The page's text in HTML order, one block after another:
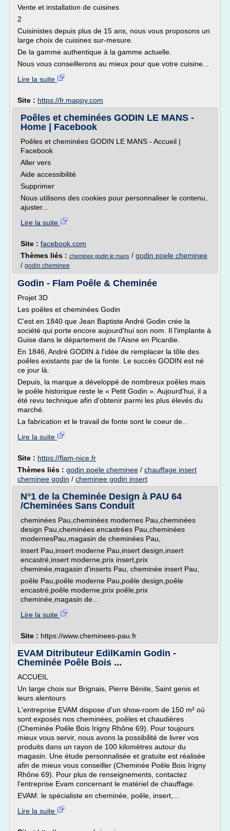
Vente et installation de cuisines
2
Cuisinistes depuis plus de 15 ans, nous vous proposons un
large choix de cuisines sur-mesure.
De la gamme authentique à la gamme actuelle.
Nous vous conseillerons au mieux pour que votre cuisine...
Lire la suite
Site : https://fr.mappy.com
Poêles et cheminées GODIN LE MANS -
Home | Facebook
Poêles et cheminées GODIN LE MANS - Accueil |
Facebook
Aller vers
Aide accessibilité
Supprimer
Nous utilisons des cookies pour personnaliser le contenu,
ajuster...
Lire la suite
Site : facebook.com
Thèmes liés : cheminee godin le mans / godin poele cheminee
/ godin cheminee
Godin - Flam Poêle & Cheminée
Projet 3D
Les poêles et cheminées Godin
C'est en 1840 que Jean Baptiste André Godin crée la
société qui porte encore aujourd'hui son nom. Il l'implante à
Guise dans le département de l'Aisne en Picardie.
En 1846, André GODIN à l'idée de remplacer la tôle des
poêles existants par de la fonte. Le succès GODIN est né
ce jour là.
Depuis, la marque a développé de nombreux poêles mais
le poêle historique reste le « Petit Godin ». Aujourd'hui, il a
été revu technique afin d'obtenir parmi les plus élevés du
marché.
La fabrication et le travail de fonte sont le coeur de...
Lire la suite
Site : https://flam-nice.fr
Thèmes liés : godin poele cheminee / chauffage insert
cheminee godin / cheminee godin insert
N°1 de la Cheminée Design à PAU 64
/Cheminées Sans Conduit
cheminées Pau,cheminées modernes Pau,cheminées
design Pau,cheminées encastrées Pau,cheminées
modernesPau,magasin de cheminées Pau,
insert Pau,insert moderne Pau,insert design,insert
encastré,insert moderne,prix insert,prix
cheminée,magasin d'inserts Pau, cheminée insert Pau,
poêle Pau,poêle moderne Pau,poêle design,poêle
encastré,poêle moderne,prix poêle,prix
cheminée,magasin de...
Lire la suite
Site : https://www.cheminees-pau.fr
EVAM Ditributeur EdilKamin Godin -
Cheminée Poêle Bois ...
ACCUEIL
Un large choix sur Brignais, Pierre Bénite, Saint genis et
leurs alentours
L'entreprise EVAM dispose d'un show-room de 150 m² où
sont exposés nos cheminées, poêles et chaudières
(Cheminée Poêle Bois Irigny Rhône 69). Pour toujours
mieux vous servir, nous avons la possibilité de livrer vos
produits dans un rayon de 100 kilomètres autour du
magasin. Une étude personnalisée et gratuite est réalisée
afin de mieux vous conseiller (Cheminée Poêle Bois Irigny
Rhône 69). Pour plus de renseignements, contactez
l'entreprise Evam concernant le matériel de chauffage.
EVAM: le spécialiste en cheminée, poêle, insert,...
Lire la suite